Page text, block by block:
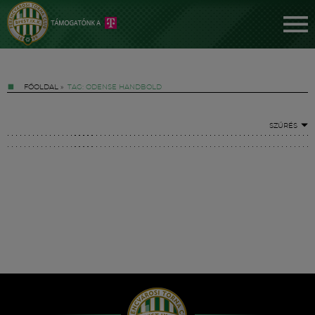
FŐOLDAL » TAG: ODENSE HANDBOLD
SZŰRÉS
Hírek